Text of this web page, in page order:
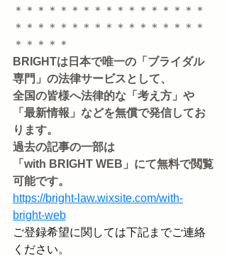
＊＊＊＊＊＊＊＊＊＊＊＊＊＊＊＊＊
＊＊＊＊＊＊＊＊＊＊＊＊＊＊＊＊＊
＊＊＊＊＊
BRIGHTは日本で唯一の「ブライダル
専門」の法律サービスとして、
全国の皆様へ法律的な「考え方」や
「最新情報」などを無償で発信してお
ります。
過去の記事の一部は
「with BRIGHT WEB」にて無料で閲覧
可能です。
https://bright-law.wixsite.com/with-
bright-web
ご登録希望に関しては下記までご連絡
ください。